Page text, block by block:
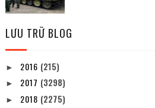
LƯU TRỮ BLOG
► 2016 (215)
► 2017 (3298)
► 2018 (2275)